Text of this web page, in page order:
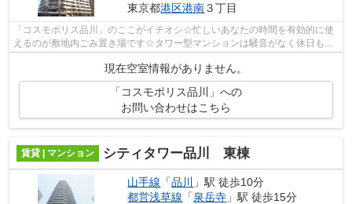
東京都港区港南３丁目
「コスモポリス品川」のここがイチオシ☆忙しいあなたの時間を有効的に使
えるのが敷地内ごみ置き場です☆タワー型マンションは騒音がなく休日も落
ち着いて家で過ごせます☆外装にこだわっ...
現在空室情報がありません。
「コスモポリス品川」への
お問い合わせはこちら
賃貸 | マンション シティタワー品川 東棟
山手線 「品川
」駅 徒歩10分
都営浅草線 「泉岳寺 」駅 徒歩15分